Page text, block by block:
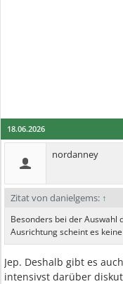
18.06.2026
nordanney
Zitat von danielgems: ↑
Besonders bei der Auswahl
Ausrichtung scheint es
Jep. Deshalb gibt es
intensivst darüber